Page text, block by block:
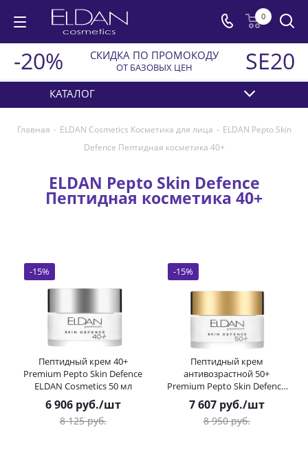
0
-20% СКИДКА ПО ПРОМОКОДУ
ОТ БАЗОВЫХ ЦЕН SE20
КАТАЛОГ
Главная - ELDAN Cosmetics Косметика для лица - ELDAN Pepto Skin
Defence Пептидная косметика 40+
ELDAN Pepto Skin Defence
Пептидная косметика 40+
Пептидный крем 40+
Premium Pepto Skin Defence
ELDAN Cosmetics 50 мл
6 906руб./шт
8 125руб.
-15%
Пептидный крем
антивозрастной 50+
Premium Pepto Skin Defence
ELDAN Cosmetics 50 мл
7 607руб./шт
8 950руб.
-15%